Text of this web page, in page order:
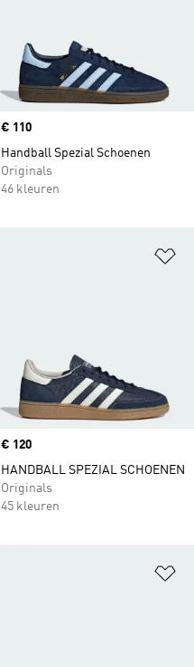
Price
€ 110
Handball Spezial Schoenen
Originals
46 kleuren
Price
€ 120
HANDBALL SPEZIAL SCHOENEN
Originals
45 kleuren